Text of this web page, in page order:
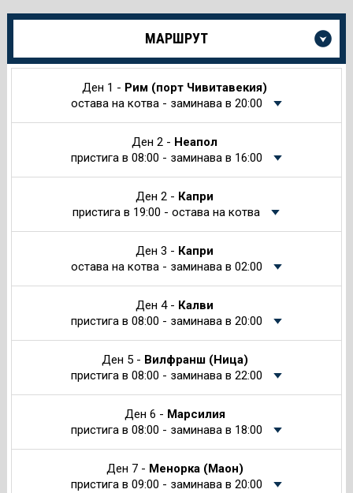
Още
за
МАРШРУТ
Ден 1 - Рим (порт Чивитавекия)
остава на котва - заминава в 20:00
Ден 2 - Неапол
пристига в 08:00 - заминава в 16:00
Ден 2 - Капри
пристига в 19:00 - остава на котва
Ден 3 - Капри
остава на котва - заминава в 02:00
Ден 4 - Калви
пристига в 08:00 - заминава в 20:00
Ден 5 - Вилфранш (Ница)
пристига в 08:00 - заминава в 22:00
Ден 6 - Марсилия
пристига в 08:00 - заминава в 18:00
Ден 7 - Менорка (Маон)
пристига в 09:00 - заминава в 20:00